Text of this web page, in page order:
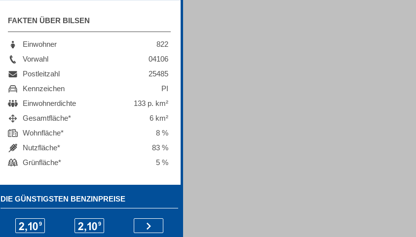
FAKTEN ÜBER BILSEN
Einwohner
822
Vorwahl
04106
Postleitzahl
25485
Kennzeichen
PI
Einwohnerdichte
133 p. km²
Gesamtfläche*
6 km²
Wohnfläche*
8 %
Nutzfläche*
83 %
Grünfläche*
5 %
DIE GÜNSTIGSTEN BENZINPREISE